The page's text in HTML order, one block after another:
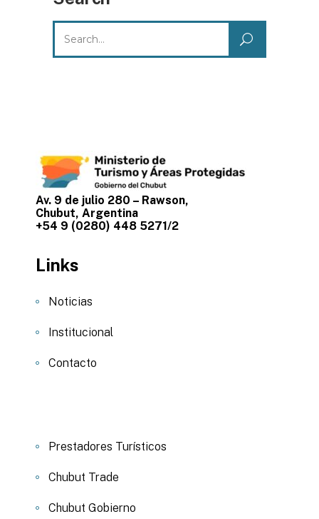
Search
for:
Av. 9 de julio 280 – Rawson,
Chubut, Argentina
+54 9 (0280) 448 5271/2
Links
Noticias
Institucional
Contacto
Prestadores Turísticos
Chubut Trade
Chubut Gobierno